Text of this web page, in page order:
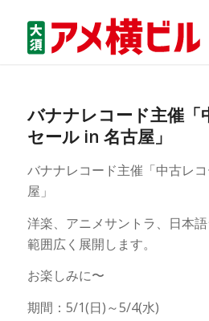
バナナレコード主催「
セール in 名古屋」
バナナレコード主催「中古レ
屋」
洋楽、アニメサントラ、日本
範囲広く展開します。
お楽しみに〜
期間：5/1(日)～5/4(水)